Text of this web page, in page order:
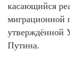
касающийся
миграционной
утверждённой
Путина.